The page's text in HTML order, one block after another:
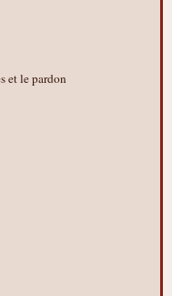
et le pardon